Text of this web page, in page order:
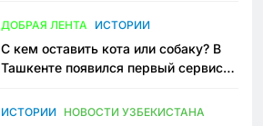
ДОБРАЯ ЛЕНТА ИСТОРИИ
С кем оставить кота или собаку? В
Ташкенте появился первый сервис
ИСТОРИИ НОВОСТИ УЗБЕКИСТАНА